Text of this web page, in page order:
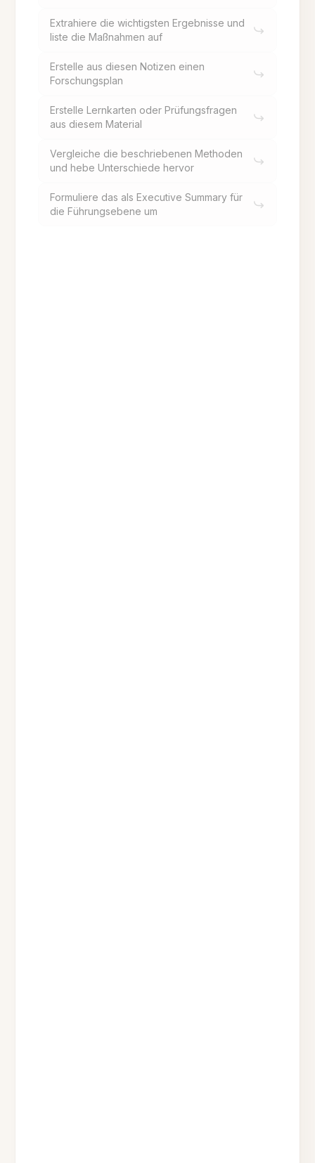
Extrahiere die wichtigsten Ergebnisse und
liste die Maßnahmen auf
Erstelle aus diesen Notizen einen
Forschungsplan
Erstelle Lernkarten oder Prüfungsfragen
aus diesem Material
Vergleiche die beschriebenen Methoden
und hebe Unterschiede hervor
Formuliere das als Executive Summary für
die Führungsebene um